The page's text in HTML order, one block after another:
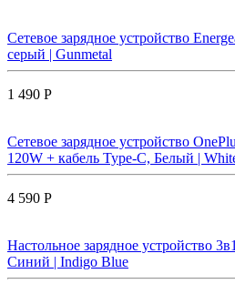
Сетевое зарядное устройство
серый | Gunmetal
1 490 Р
Сетевое зарядное устройство
120W + кабель Type-C, Белый |
4 590 Р
Настольное зарядное устройство
Синий | Indigo Blue